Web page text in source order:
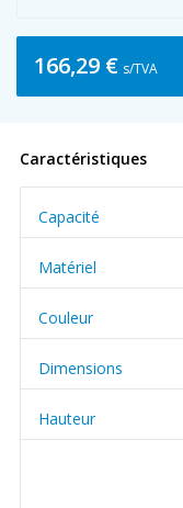
166,29 € s/TVA
Caractéristiques
Capacité
Matériel
Couleur
Dimensions
Hauteur